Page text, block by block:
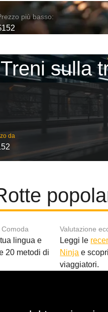
più basso:
Treni sulla
da
lingua e
20 metodi di
Valutazione
Leggi le
Ninja e
viaggiatori.